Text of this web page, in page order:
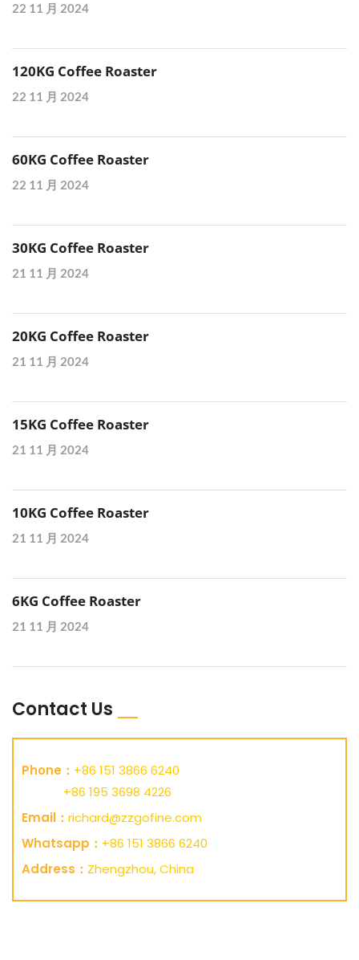
22 11 月 2024
120KG Coffee Roaster
22 11 月 2024
60KG Coffee Roaster
22 11 月 2024
30KG Coffee Roaster
21 11 月 2024
20KG Coffee Roaster
21 11 月 2024
15KG Coffee Roaster
21 11 月 2024
10KG Coffee Roaster
21 11 月 2024
6KG Coffee Roaster
21 11 月 2024
Contact Us
Phone： +86 151 3866 6240
+86 195 3698 4226
Email： richard@zzgofine.com
Whatsapp： +86 151 3866 6240
Address： Zhengzhou, China